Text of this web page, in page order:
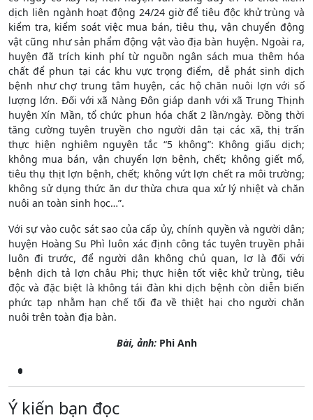
dịch liên ngành hoạt động 24/24 giờ để tiêu độc khử trùng và
kiểm tra, kiểm soát việc mua bán, tiêu thụ, vận chuyển động
vật cũng như sản phẩm động vật vào địa bàn huyện. Ngoài ra,
huyện đã trích kinh phí từ nguồn ngân sách mua thêm hóa
chất để phun tại các khu vực trọng điểm, dễ phát sinh dịch
bệnh như chợ trung tâm huyện, các hộ chăn nuôi lợn với số
lượng lớn. Đối với xã Nàng Đôn giáp danh với xã Trung Thịnh
huyện Xín Mần, tổ chức phun hóa chất 2 lần/ngày. Đồng thời
tăng cường tuyên truyền cho người dân tại các xã, thị trấn
thực hiện nghiêm nguyên tắc “5 không”: Không giấu dịch;
không mua bán, vận chuyển lợn bệnh, chết; không giết mổ,
tiêu thụ thịt lợn bệnh, chết; không vứt lợn chết ra môi trường;
không sử dụng thức ăn dư thừa chưa qua xử lý nhiệt và chăn
nuôi an toàn sinh học…”.
Với sự vào cuộc sát sao của cấp ủy, chính quyền và người dân;
huyện Hoàng Su Phì luôn xác định công tác tuyên truyền phải
luôn đi trước, để người dân không chủ quan, lơ là đối với
bệnh dịch tả lợn châu Phi; thực hiện tốt việc khử trùng, tiêu
độc và đặc biệt là không tái đàn khi dịch bệnh còn diễn biến
phức tạp nhằm hạn chế tối đa về thiệt hại cho người chăn
nuôi trên toàn địa bàn.
Bài, ảnh:Phi Anh
Ý kiến bạn đọc